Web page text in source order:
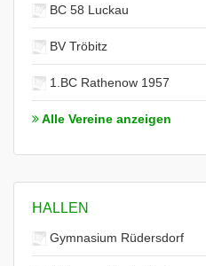
BC 58 Luckau
BV Tröbitz
1.BC Rathenow 1957
Alle Vereine anzeigen
HALLEN
Gymnasium Rüdersdorf